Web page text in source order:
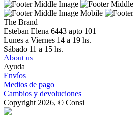
The Brand
Esteban Elena 6443 apto 101
Lunes a Viernes 14 a 19 hs.
Sábado 11 a 15 hs.
About us
Ayuda
Envíos
Medios de pago
Cambios y devoluciones
Copyright 2026, © Consi